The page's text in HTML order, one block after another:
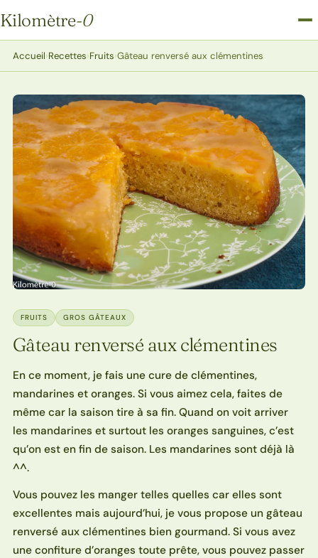
Kilomètre-0
Kilomètre-0
Accueil›Recettes›Fruits›Gâteau renversé aux clémentines
FRUITS GROS GÂTEAUX
Gâteau renversé aux clémentines
En ce moment, je fais une cure de clémentines,
mandarines et oranges. Si vous aimez cela, faites de
même car la saison tire à sa fin. Quand on voit arriver
les mandarines et surtout les oranges sanguines, c’est
qu’on est en fin de saison. Les mandarines sont déjà là
^^.
Vous pouvez les manger telles quelles car elles sont
excellentes mais aujourd’hui, je vous propose un gâteau
renversé aux clémentines bien gourmand. Si vous avez
une confiture d’oranges toute prête, vous pouvez passer